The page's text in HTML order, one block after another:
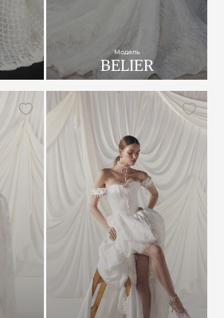
Модель
BELIER